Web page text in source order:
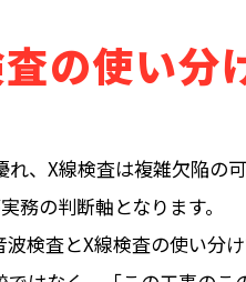
の使い分
、X線検査は複雑欠陥の
務の判断軸となります。
検査とX線検査の使い分